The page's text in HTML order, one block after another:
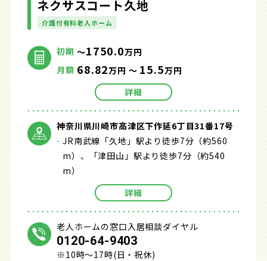
ネクサスコート久地
介護付有料老人ホーム
初期 ～1750.0万円
月額 68.82万円 ～ 15.5万円
詳細
神奈川県川崎市高津区下作延6丁目31番17号
JR南武線「久地」駅より徒歩7分（約560
m）、「津田山」駅より徒歩7分（約540
m）
詳細
老人ホームの窓口入居相談ダイヤル
0120-64-9403
※10時～17時(日・祝休)